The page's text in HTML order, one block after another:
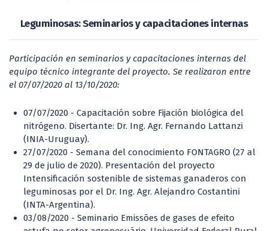
Leguminosas: Seminarios y capacitaciones internas
Participación en seminarios y capacitaciones internas del
equipo técnico integrante del proyecto. Se realizaron entre
el 07/07/2020 al 13/10/2020:
07/07/2020 - Capacitación sobre Fijación biológica del
nitrógeno. Disertante: Dr. Ing. Agr. Fernando Lattanzi
(INIA-Uruguay).
27/07/2020 - Semana del conocimiento FONTAGRO (27 al
29 de julio de 2020). Presentación del proyecto
Intensificación sostenible de sistemas ganaderos con
leguminosas por el Dr. Ing. Agr. Alejandro Costantini
(INTA-Argentina).
03/08/2020 - Seminario Emissões de gases de efeito